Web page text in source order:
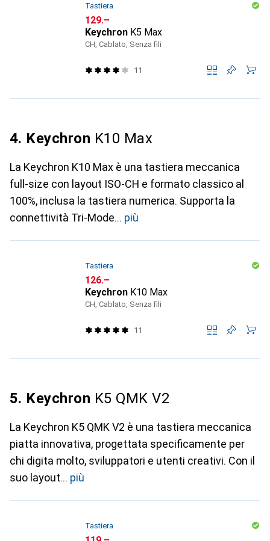
Tastiera
CHF
129.–
Keychron K5 Max
CH, Cablato, Senza fili
11
4. Keychron K10 Max
La Keychron K10 Max è una tastiera meccanica
full-size con layout ISO-CH e formato classico al
100%, inclusa la tastiera numerica. Supporta la
connettività Tri-Mode
più
Tastiera
CHF
126.–
Keychron K10 Max
CH, Cablato, Senza fili
11
5. Keychron K5 QMK V2
La Keychron K5 QMK V2 è una tastiera meccanica
piatta innovativa, progettata specificamente per
chi digita molto, sviluppatori e utenti creativi. Con il
suo layout
più
Tastiera